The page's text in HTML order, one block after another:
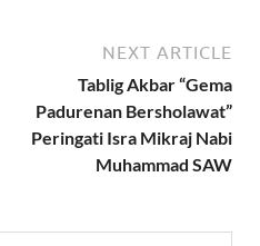
NEXT ARTICLE
Tablig Akbar “Gema
Padurenan Bersholawat”
Peringati Isra Mikraj Nabi
Muhammad SAW